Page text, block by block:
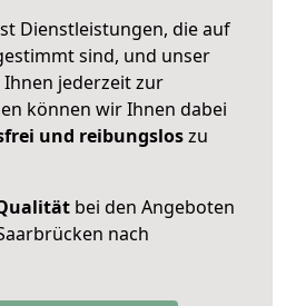
Dienstleistungen, die auf
sind, und unser
jederzeit zur
können wir Ihnen dabei
und reibungsloszu
bei den Angeboten
nach